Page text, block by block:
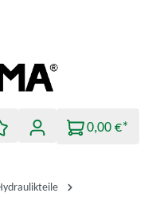
0,00 €*